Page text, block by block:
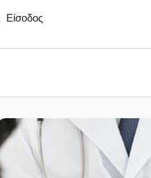
Είσοδος